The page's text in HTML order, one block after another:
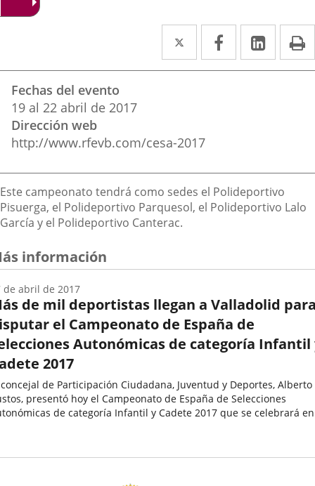
Twitter
Enlace
a
Facebook
Enlace
a
Enlace
a
del
evento
Fechas del evento
19 al 22 abril de 2017
Dirección web
http://www.rfevb.com/cesa-2017
Descripción
Este campeonato tendrá como sedes el Polideportivo
Pisuerga, el Polideportivo Parquesol, el Polideportivo Lalo
García y el Polideportivo Canterac.
información
de mil deportistas llegan a Valladolid
el Campeonato de España de
Autonómicas de categoría Infantil
2017
de Participación Ciudadana, Juventud y Deportes, Alberto
presentó hoy el Campeonato de España de Selecciones
de categoría Infantil y Cadete 2017 que se celebrará en
de abril de 2017